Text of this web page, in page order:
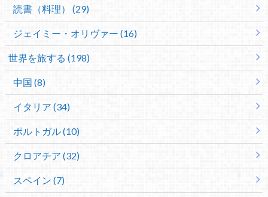
読書（料理） (29)
ジェイミー・オリヴァー (16)
世界を旅する (198)
中国 (8)
イタリア (34)
ポルトガル (10)
クロアチア (32)
スペイン (7)